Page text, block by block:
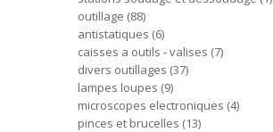
outillage 88
antistatiques 6
caisses a outils - valises 7
divers outillages 37
lampes loupes 9
microscopes electroniques 4
pinces et brucelles 13